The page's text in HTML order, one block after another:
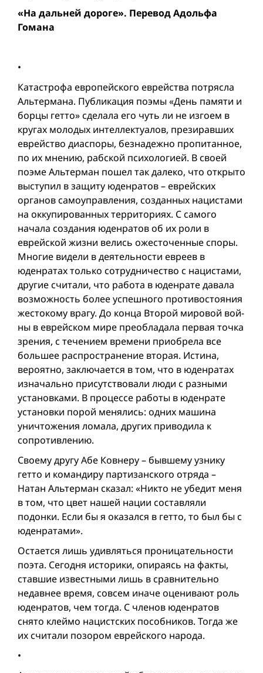
«На дальней дороге». Перевод Адольфа
Гомана
•
Катастрофа европейского еврейства потрясла
Альтермана. Публикация поэмы «День памяти и
борцы гетто» сделала его чуть ли не изгоем в
кругах молодых интеллектуалов, презиравших
еврейство диаспоры, безнадежно пропитанное,
по их мнению, рабской психологией. В своей
поэме Альтерман пошел так далеко, что открыто
выступил в защиту юденратов – еврейских
органов самоуправления, созданных нацистами
на оккупированных территориях. С самого
начала создания юденратов об их роли в
еврейской жизни велись ожесточенные споры.
Многие видели в деятельности евреев в
юденратах только сотрудничество с нацистами,
другие считали, что работа в юденрате давала
возможность более успешного противостояния
жестокому врагу. До конца Второй мировой вой­
ны в еврейском мире преобладала первая точка
зрения, с течением времени приобрела все
большее распространение вторая. Истина,
вероятно, заключается в том, что в юденратах
изначально присутствовали люди с разными
установками. В процессе работы в юденрате
установки порой менялись: одних машина
уничтожения ломала, других приводила к
сопротивлению.
Своему другу Абе Ковнеру – бывшему узнику
гетто и командиру партизанского отряда –
Натан Альтерман сказал: «Никто не убедит меня
в том, что цвет нашей нации составляли
подонки. Если бы я оказался в гетто, то был бы с
юденратами».
Остается лишь удивляться проницательности
поэта. Сегодня историки, опираясь на факты,
ставшие известными лишь в сравнительно
недавнее время, совсем иначе оценивают роль
юденратов, чем тогда. С членов юденратов
снято клеймо нацистских пособников. Тогда же
их считали позором еврейского народа.
•